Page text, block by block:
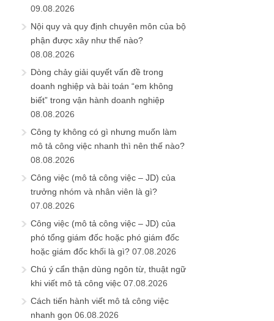
09.08.2026
Nội quy và quy định chuyên môn của bộ
phận được xây như thế nào?
08.08.2026
Dòng chảy giải quyết vấn đề trong
doanh nghiệp và bài toán “em không
biết” trong vận hành doanh nghiệp
08.08.2026
Công ty không có gì nhưng muốn làm
mô tả công việc nhanh thì nên thế nào?
08.08.2026
Công việc (mô tả công việc – JD) của
trưởng nhóm và nhân viên là gì?
07.08.2026
Công việc (mô tả công việc – JD) của
phó tổng giám đốc hoặc phó giám đốc
hoặc giám đốc khối là gì? 07.08.2026
Chú ý cẩn thận dùng ngôn từ, thuật ngữ
khi viết mô tả công việc 07.08.2026
Cách tiến hành viết mô tả công việc
nhanh gọn 06.08.2026